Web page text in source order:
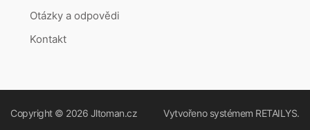
Otázky a odpovědi
Kontakt
Copyright © 2026 Jltoman.cz Vytvořeno systémem RETAILYS.